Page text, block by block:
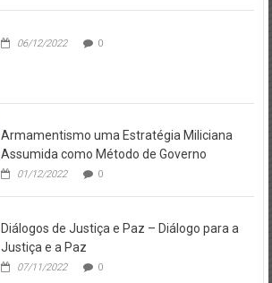
06/12/2022 0
Armamentismo uma Estratégia Miliciana
Assumida como Método de Governo
01/12/2022 0
Diálogos de Justiça e Paz – Diálogo para a
Justiça e a Paz
07/11/2022 0